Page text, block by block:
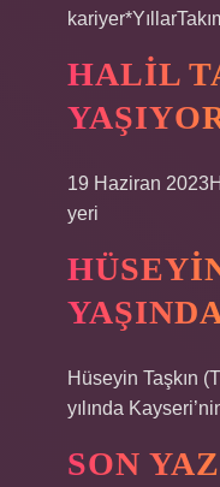
HALIL
19 Haziran
yeri
Hüseyin Taşkın
yılında
SON